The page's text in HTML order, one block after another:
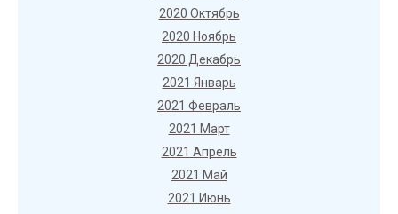
2020 Октябрь
2020 Ноябрь
2020 Декабрь
2021 Январь
2021 Февраль
2021 Март
2021 Апрель
2021 Май
2021 Июнь